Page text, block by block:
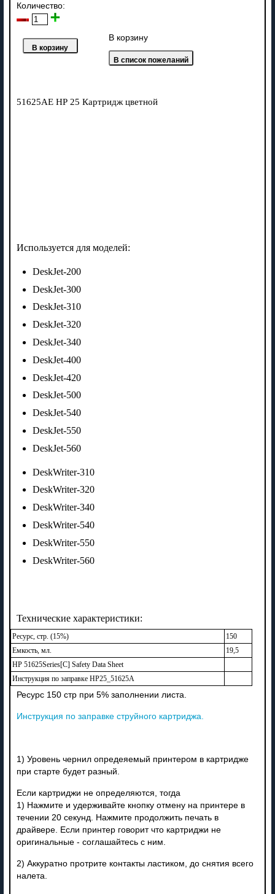
Количество:
В корзину
51625AE НР 25 Картридж цветной
Используется для моделей:
DeskJet-200
DeskJet-300
DeskJet-310
DeskJet-320
DeskJet-340
DeskJet-400
DeskJet-420
DeskJet-500
DeskJet-540
DeskJet-550
DeskJet-560
DeskWriter-310
DeskWriter-320
DeskWriter-340
DeskWriter-540
DeskWriter-550
DeskWriter-560
Технические характеристики:
Ресурс, стр. (15%)
150
Емкость, мл.
19,5
HP 51625Series[C] Safety Data Sheet
Инструкция по заправке HP25_51625A
Ресурс 150стр при 5% заполнении листа.
Инструкция по заправке струйного картриджа.
1) Уровень чернил опредеяемый принтером в картридже
при старте будет разный.
Если картриджи не определяются, тогда
1) Нажмите и удерживайте кнопку отмену на принтере в
течении 20 секунд. Нажмите продолжить печать в
драйвере. Если принтер говорит что картриджи не
оригинальные - соглашайтесь с ним.
2) Аккуратно протрите контакты ластиком, до снятия всего
налета.